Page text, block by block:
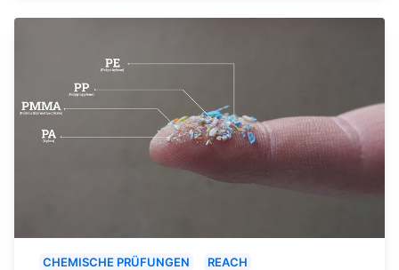
CHEMISCHE PRÜFUNGEN
REACH